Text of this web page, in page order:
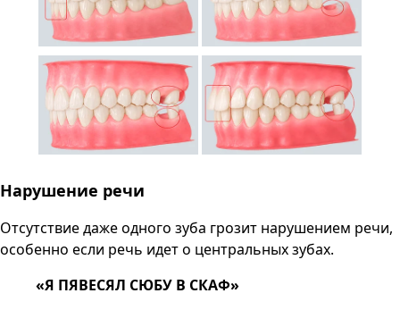
Нарушение речи
Отсутствие даже одного зуба грозит нарушением речи,
особенно если речь идет о центральных зубах.
«Я ПЯВЕСЯЛ СЮБУ В СКАФ»